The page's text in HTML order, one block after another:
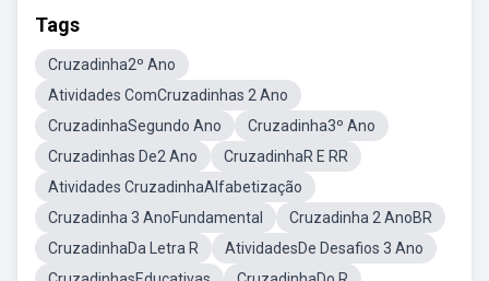
Tags
Cruzadinha2º Ano
Atividades ComCruzadinhas 2 Ano
CruzadinhaSegundo Ano
Cruzadinha3º Ano
Cruzadinhas De2 Ano
CruzadinhaR E RR
Atividades CruzadinhaAlfabetização
Cruzadinha 3 AnoFundamental
Cruzadinha 2 AnoBR
CruzadinhaDa Letra R
AtividadesDe Desafios 3 Ano